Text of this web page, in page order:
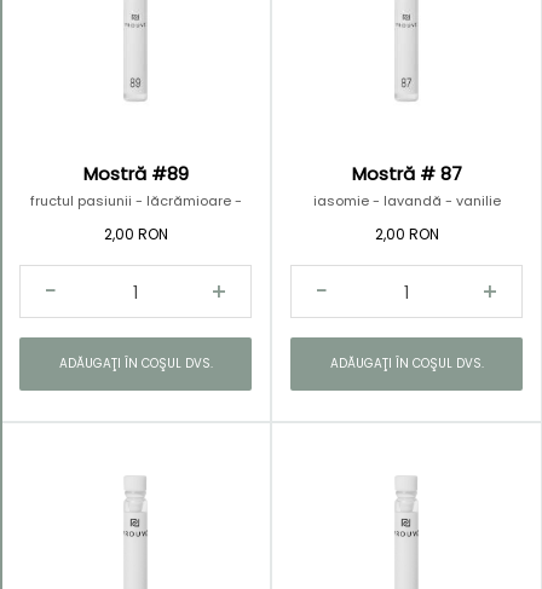
Mostră #89
fructul pasiunii - lăcrămioare -
lemn de santal
2,00 RON
ADĂUGAŢI ÎN COŞUL DVS.
Mostră # 87
iasomie - lavandă - vanilie
2,00 RON
ADĂUGAŢI ÎN COŞUL DVS.